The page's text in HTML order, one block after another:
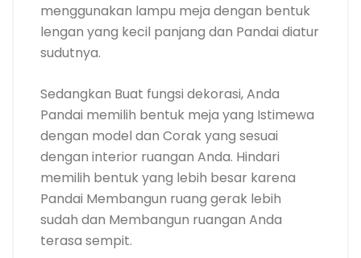
menggunakan lampu meja dengan bentuk
lengan yang kecil panjang dan Pandai diatur
sudutnya.
Sedangkan Buat fungsi dekorasi, Anda
Pandai memilih bentuk meja yang Istimewa
dengan model dan Corak yang sesuai
dengan interior ruangan Anda. Hindari
memilih bentuk yang lebih besar karena
Pandai Membangun ruang gerak lebih
sudah dan Membangun ruangan Anda
terasa sempit.